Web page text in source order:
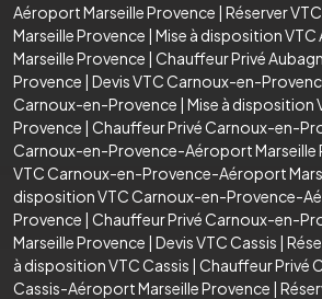
Aéroport Marseille Provence | Réserver
Marseille Provence | Mise à disposition
Marseille Provence | Chauffeur Privé
Provence | Devis VTC Carnoux-en-
Carnoux-en-Provence | Mise à disposition
Provence | Chauffeur Privé Carnoux-en-
Carnoux-en-Provence-Aéroport Marseille
VTC Carnoux-en-Provence-Aéroport
disposition VTC Carnoux-en-Provence-
Provence | Chauffeur Privé Carnoux-en-
Marseille Provence | Devis VTC Cassis |
à disposition VTC Cassis | Chauffeur Privé
Cassis-Aéroport Marseille Provence |